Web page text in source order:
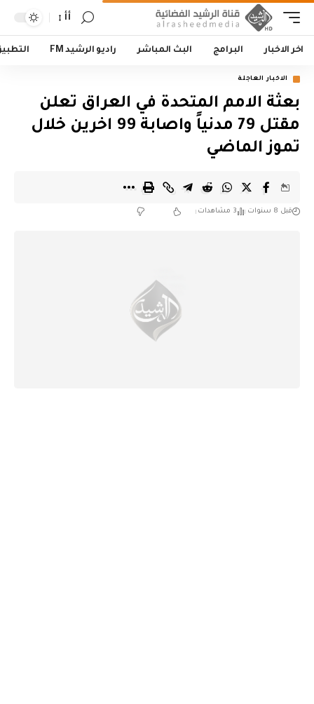
أأ
اخر الاخبار البرامج البث المباشر راديو الرشيد FM
الاخبار العاجلة
بعثة الامم المتحدة في العراق تعلن
مقتل 79 مدنياً واصابة 99 اخرين خلال
تموز الماضي
قبل 8 سنوات 3 مشاهدات